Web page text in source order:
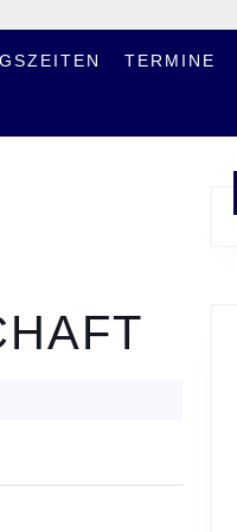
TERMINE